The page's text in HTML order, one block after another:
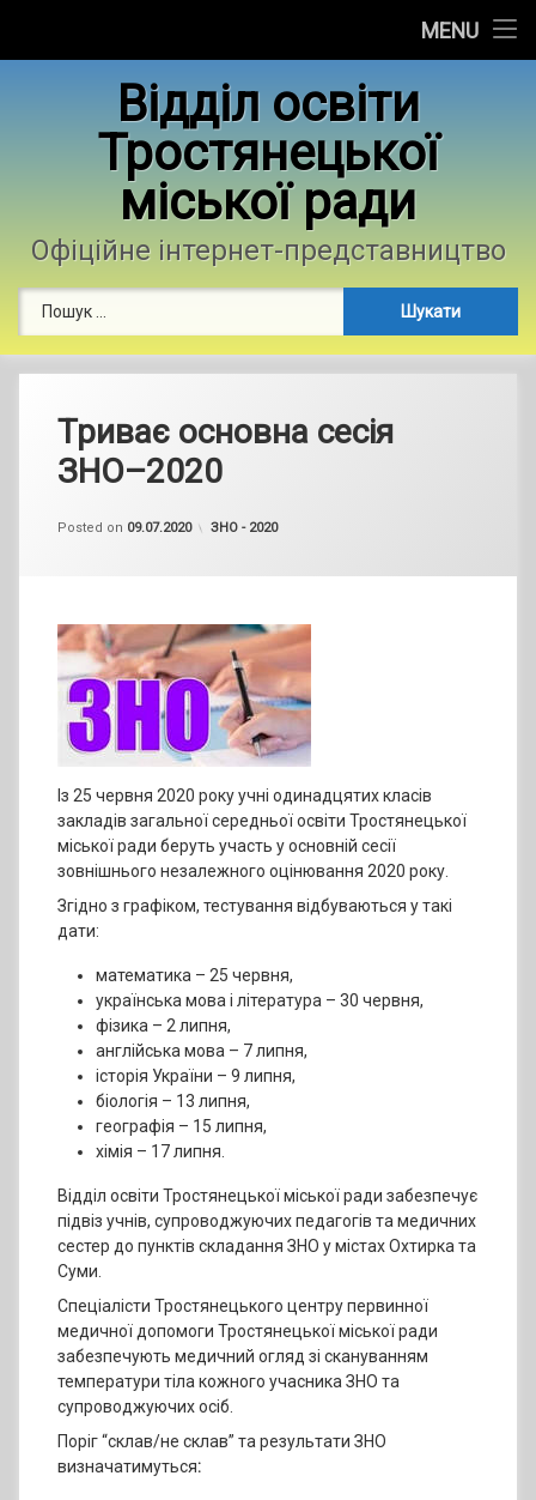
MENU
Контакти
Фотогалерея
Відділ освіти
Тростянецької
міської ради
Офіційне інтернет-представництво
Триває основна сесія
ЗНО–2020
Posted on 09.07.2020
by admin
Categories:
ЗНО - 2020
Із 25 червня 2020 року учні одинадцятих класів
закладів загальної середньої освіти Тростянецької
міської ради беруть участь у основній сесії
зовнішнього незалежного оцінювання 2020 року.
Згідно з графіком, тестування відбуваються у такі
дати:
математика – 25 червня,
українська мова і література – 30 червня,
фізика – 2 липня,
англійська мова – 7 липня,
історія України – 9 липня,
біологія – 13 липня,
географія – 15 липня,
хімія – 17 липня.
Відділ освіти Тростянецької міської ради забезпечує
підвіз учнів, супроводжуючих педагогів та медичних
сестер до пунктів складання ЗНО у містах Охтирка та
Суми.
Спеціалісти Тростянецького центру первинної
медичної допомоги Тростянецької міської ради
забезпечують медичний огляд зі скануванням
температури тіла кожного учасника ЗНО та
супроводжуючих осіб.
Поріг “склав/не склав” та результати ЗНО
визначатимуться: